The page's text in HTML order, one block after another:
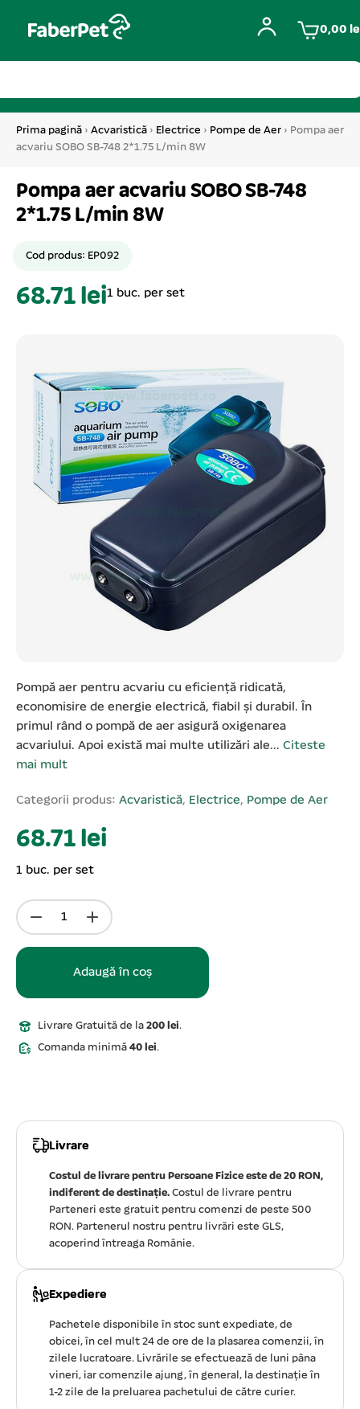
0,00
Prima pagină › Acvaristică › Electrice › Pompe de Aer › Pompa aer
acvariu SOBO SB-748 2*1.75 L/min 8W
Pompa aer acvariu SOBO SB-748
2*1.75 L/min 8W
Cod produs: EP092
68.71 lei1 buc. per set
Pompă aer pentru acvariu cu eficiență ridicată,
economisire de energie electrică, fiabil și durabil. În
primul rând o pompă de aer asigură oxigenarea
acvariului. Apoi există mai multe utilizări ale... Citeste
mai mult
Categorii produs: Acvaristică, Electrice, Pompe de Aer
68.71 lei
1 buc. per set
Adaugă în coș
Livrare Gratuită de la 200 lei.
Comanda minimă 40 lei.
Livrare
Costul de livrare pentru Persoane Fizice este de 20 RON,
indiferent de destinație. Costul de livrare pentru
Parteneri este gratuit pentru comenzi de peste 500
RON. Partenerul nostru pentru livrări este GLS,
acoperind întreaga Românie.
Expediere
Pachetele disponibile în stoc sunt expediate, de
obicei, în cel mult 24 de ore de la plasarea comenzii, în
zilele lucratoare. Livrările se efectuează de luni pâna
vineri, iar comenzile ajung, în general, la destinație în
1-2 zile de la preluarea pachetului de către curier.